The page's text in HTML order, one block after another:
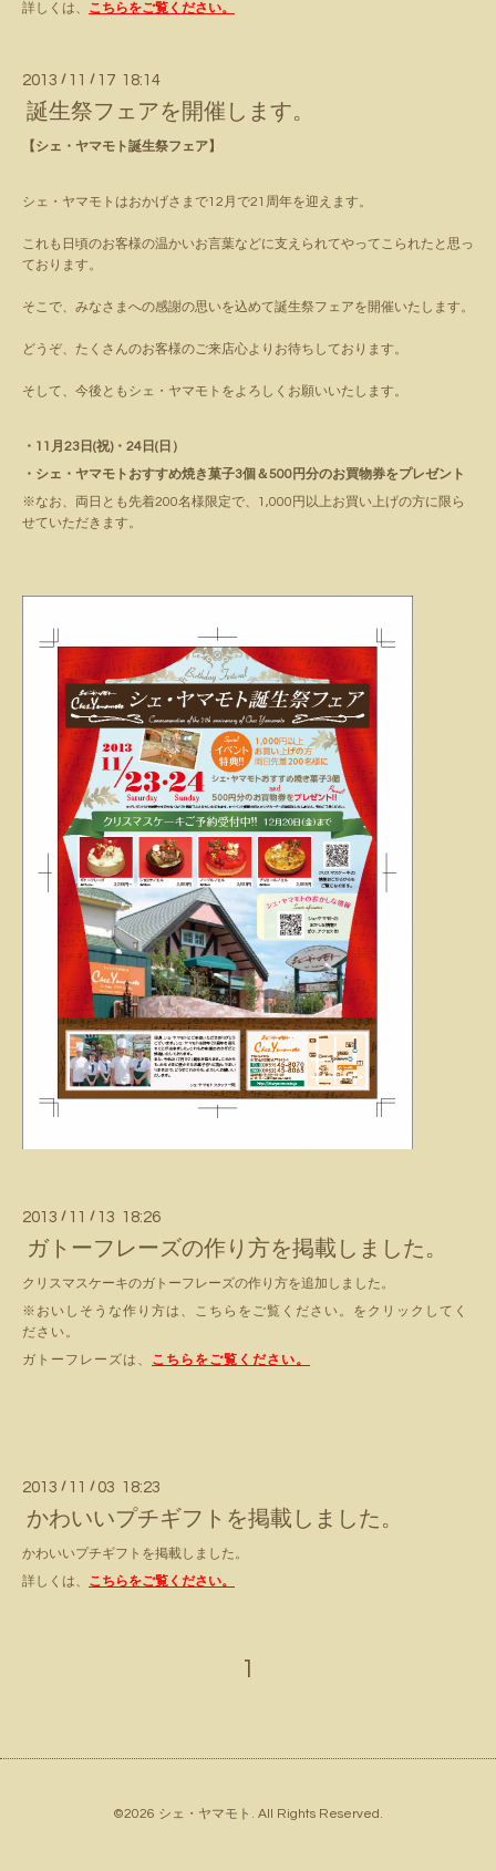
詳しくは、 こちらをご覧ください。
2013 / 11 / 17 18:14
誕生祭フェアを開催します。
【シェ・ヤマモト誕生祭フェア】
シェ・ヤマモトはおかげさまで12月で21周年を迎えます。
これも日頃のお客様の温かいお言葉などに支えられてやってこられたと思っ
ております。
そこで、みなさまへの感謝の思いを込めて誕生祭フェアを開催いたします。
どうぞ、たくさんのお客様のご来店心よりお待ちしております。
そして、今後ともシェ・ヤマモトをよろしくお願いいたします。
・11月23日(祝)・24日(日）
・シェ・ヤマモトおすすめ焼き菓子3個＆500円分のお買物券をプレゼント
※なお、両日とも先着200名様限定で、1,000円以上お買い上げの方に限ら
せていただきます。
2013 / 11 / 13 18:26
ガトーフレーズの作り方を掲載しました。
クリスマスケーキのガトーフレーズの作り方を追加しました。
※おいしそうな作り方は、こちらをご覧ください。をクリックしてく
ださい。
ガトーフレーズは、 こちらをご覧ください。
2013 / 11 / 03 18:23
かわいいプチギフトを掲載しました。
かわいいプチギフトを掲載しました。
詳しくは、 こちらをご覧ください。
1
©2026 シェ・ヤマモト . All Rights Reserved.